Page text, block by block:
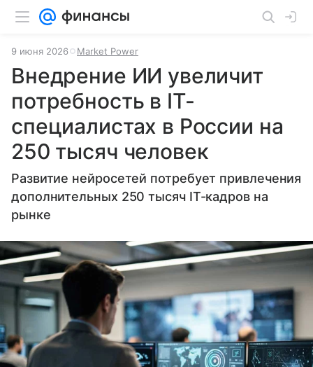
9 июня 2026 Market Power
Внедрение ИИ увеличит
потребность в IT-
специалистах в России на
250 тысяч человек
Развитие нейросетей потребует привлечения
дополнительных 250 тысяч IT-кадров на
рынке